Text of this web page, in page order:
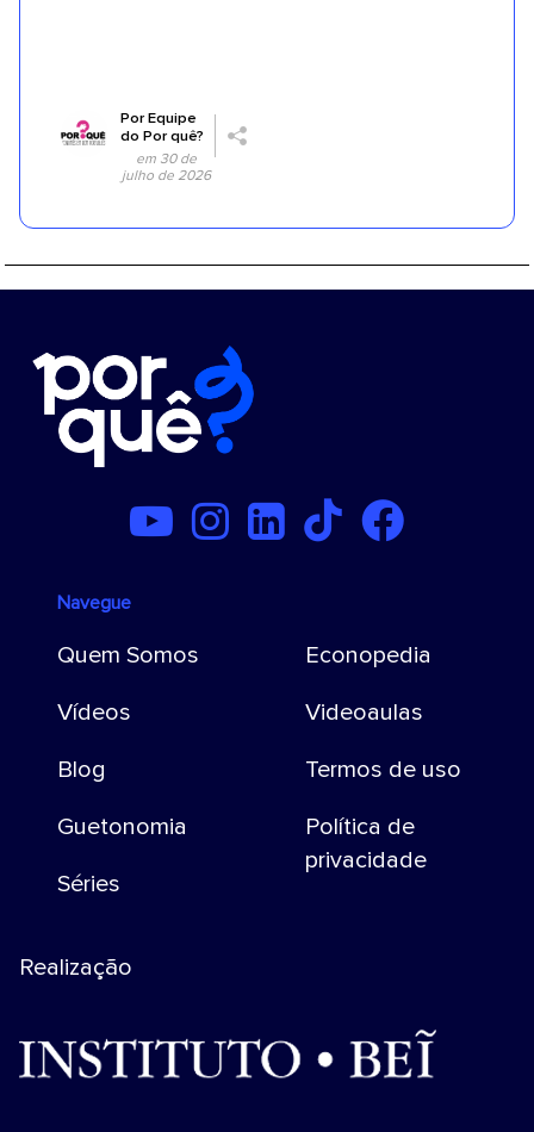
PorEquipe
do Por quê?
em 30 de
julho de 2026
Navegue
Quem Somos
Vídeos
Blog
Guetonomia
Séries
Econopedia
Videoaulas
Termos de uso
Política de
privacidade
Realização